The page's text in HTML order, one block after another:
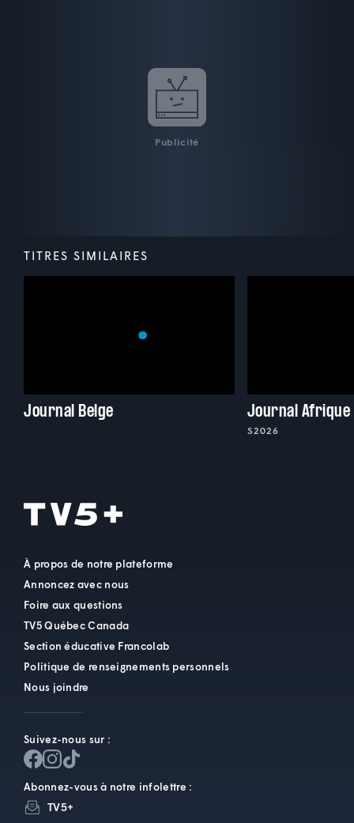
Publicité
TITRES SIMILAIRES
Journal Belge Journal Afrique
S2026
À propos de notre plateforme
Annoncez avec nous
Foire aux questions
TV5 Québec Canada
Section éducative Francolab
Politique de renseignements personnels
Nous joindre
Suivez-nous sur :
Abonnez-vous à notre infolettre :
TV5+